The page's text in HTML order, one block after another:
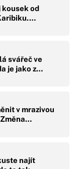
kousek od
svářeč ve
je jako z…
v mrazivou
Změna…
najít